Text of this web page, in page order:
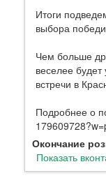
Итоги
выбора
Чем больше
веселее
встречи в
Подробнее о
Окончание
Показать